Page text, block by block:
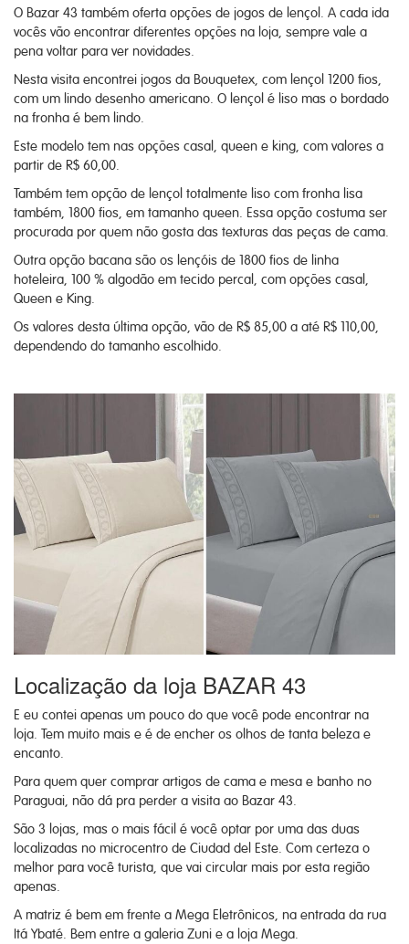
O Bazar 43 também oferta opções de jogos de lençol. A cada ida
vocês vão encontrar diferentes opções na loja, sempre vale a
pena voltar para ver novidades.
Nesta visita encontrei jogos da Bouquetex, com lençol 1200 fios,
com um lindo desenho americano. O lençol é liso mas o bordado
na fronha é bem lindo.
Este modelo tem nas opções casal, queen e king, com valores a
partir de R$ 60,00.
Também tem opção de lençol totalmente liso com fronha lisa
também, 1800 fios, em tamanho queen. Essa opção costuma ser
procurada por quem não gosta das texturas das peças de cama.
Outra opção bacana são os lençóis de 1800 fios de linha
hoteleira, 100 % algodão em tecido percal, com opções casal,
Queen e King.
Os valores desta última opção, vão de R$ 85,00 a até R$ 110,00,
dependendo do tamanho escolhido.
Localização da loja BAZAR 43
E eu contei apenas um pouco do que você pode encontrar na
loja. Tem muito mais e é de encher os olhos de tanta beleza e
encanto.
Para quem quer comprar artigos de cama e mesa e banho no
Paraguai, não dá pra perder a visita ao Bazar 43.
São 3 lojas, mas o mais fácil é você optar por uma das duas
localizadas no microcentro de Ciudad del Este. Com certeza o
melhor para você turista, que vai circular mais por esta região
apenas.
A matriz é bem em frente a Mega Eletrônicos, na entrada da rua
Itá Ybaté. Bem entre a galeria Zuni e a loja Mega.